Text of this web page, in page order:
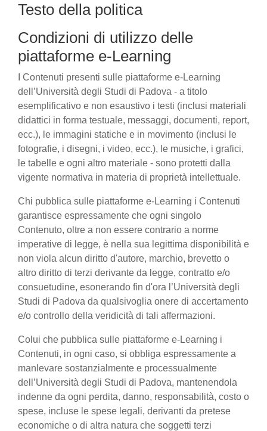
Testo della politica
Condizioni di utilizzo delle
piattaforme e-Learning
I Contenuti presenti sulle piattaforme e-Learning
dell’Università degli Studi di Padova - a titolo
esemplificativo e non esaustivo i testi (inclusi materiali
didattici in forma testuale, messaggi, documenti, report,
ecc.), le immagini statiche e in movimento (inclusi le
fotografie, i disegni, i video, ecc.), le musiche, i grafici,
le tabelle e ogni altro materiale - sono protetti dalla
vigente normativa in materia di proprietà intellettuale.
Chi pubblica sulle piattaforme e-Learning i Contenuti
garantisce espressamente che ogni singolo
Contenuto, oltre a non essere contrario a norme
imperative di legge, è nella sua legittima disponibilità e
non viola alcun diritto d'autore, marchio, brevetto o
altro diritto di terzi derivante da legge, contratto e/o
consuetudine, esonerando fin d'ora l’Università degli
Studi di Padova da qualsivoglia onere di accertamento
e/o controllo della veridicità di tali affermazioni.
Colui che pubblica sulle piattaforme e-Learning i
Contenuti, in ogni caso, si obbliga espressamente a
manlevare sostanzialmente e processualmente
dell’Università degli Studi di Padova, mantenendola
indenne da ogni perdita, danno, responsabilità, costo o
spese, incluse le spese legali, derivanti da pretese
economiche o di altra natura che soggetti terzi